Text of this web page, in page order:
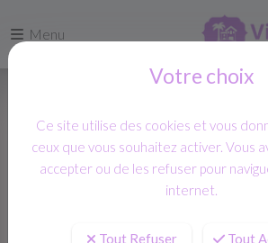
Menu
Votre choix
Ce site utilise des cookies et vous
ceux que vous souhaitez activer. Vous
accepter ou de les refuser pour
internet.
Tout Refuser Tout